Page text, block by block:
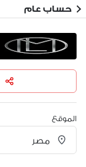
حساب عام
الموقع